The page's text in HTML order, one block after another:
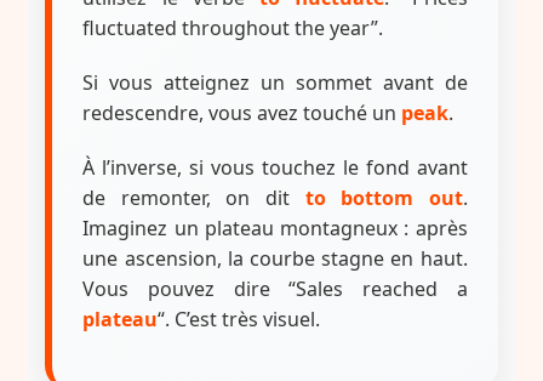
fluctuated throughout the year”.
Si vous atteignez un sommet avant de
redescendre, vous avez touché un peak.
À l’inverse, si vous touchez le fond avant
de remonter, on dit to bottom out.
Imaginez un plateau montagneux : après
une ascension, la courbe stagne en haut.
Vous pouvez dire “Sales reached a
plateau“. C’est très visuel.